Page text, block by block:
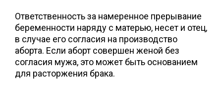
Ответственность за намеренное прерывание
беременности наряду с матерью, несет и отец,
в случае его согласия на производство
аборта. Если аборт совершен женой без
согласия мужа, это может быть основанием
для расторжения брака.